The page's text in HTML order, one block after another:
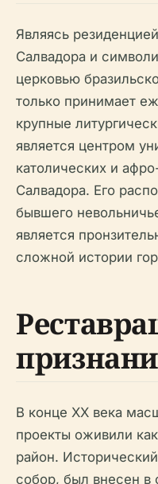
Являясь
Салвадора и
церковью
только принимает
крупные
является центром
католических и
Салвадора. Его
бывшего
является
сложной истории
В конце XX века
проекты оживили
район.
собор, был внесен в